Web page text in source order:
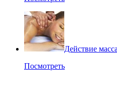
Действие
Посмотреть